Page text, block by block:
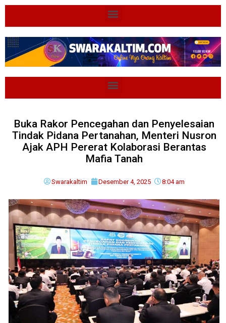
Buka Rakor Pencegahan dan Penyelesaian
Tindak Pidana Pertanahan, Menteri Nusron
Ajak APH Pererat Kolaborasi Berantas
Mafia Tanah
Swarakaltim Desember 4, 2025 8:04 am